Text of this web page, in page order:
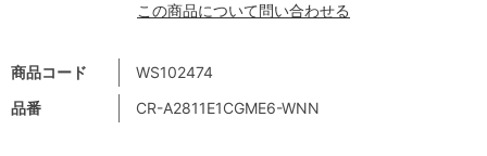
商品コード
WS102474
品番
CR-A2811E1CGME6-WNN
この商品について問い合わせる